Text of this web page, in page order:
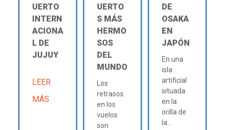
UERTO
INTERN
ACIONA
L DE
JUJUY
LEER
MÁS
UERTO
S MÁS
HERMO
SOS
DEL
MUNDO
Los
retrasos
en los
vuelos
son
DE
OSAKA
EN
JAPÓN
En una
isla
artificial
situada
en la
orilla de
la...